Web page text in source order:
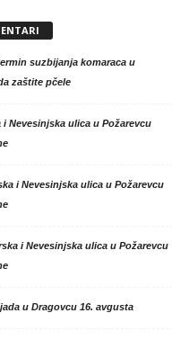
suzbijanja komaraca u
zaštite pčele
i Nevesinjska ulica u Požarevcu
i Nevesinjska ulica u Požarevcu
i Nevesinjska ulica u Požarevcu
u Dragovcu 16. avgusta